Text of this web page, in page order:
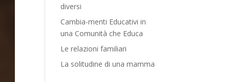
diversi
Cambia-menti Educativi in
una Comunità che Educa
Le relazioni familiari
La solitudine di una mamma